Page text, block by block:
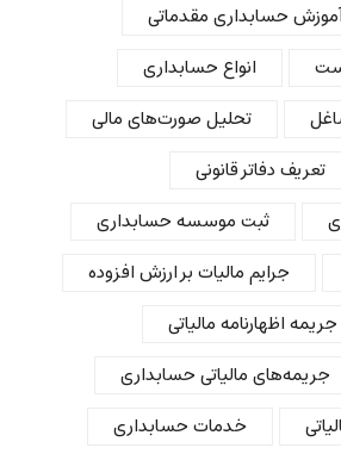
حسابداری مقدماتی
انواع حسابداری
تحلیل صورت‌های مالی
تعریف دفاتر قانونی
ثبت موسسه حسابداری
جرایم مالیات بر ارزش افزوده
جریمه اظهارنامه مالیاتی
جریمه‌های مالیاتی حسابداری
خدمات حسابداری